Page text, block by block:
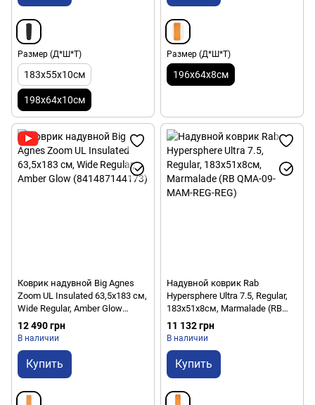
Размер (Д*Ш*Т)
183х55х10см
198х64х10см
Размер (Д*Ш*Т)
196x64х8см
Коврик надувной Big Agnes
Zoom UL Insulated 63,5x183 см,
Wide Regular, Amber Glow
(841487144173)
12 490 грн
В наличии
Купить
Надувной коврик Rab
Hypersphere Ultra 7.5, Regular,
183x51х8см, Marmalade (RB
QMA-09-MAM-REG-REG)
11 132 грн
В наличии
Купить